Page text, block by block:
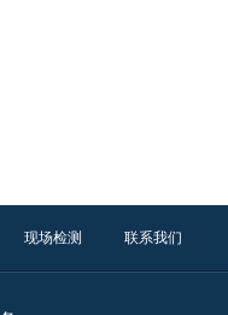
现场检测 联系我们